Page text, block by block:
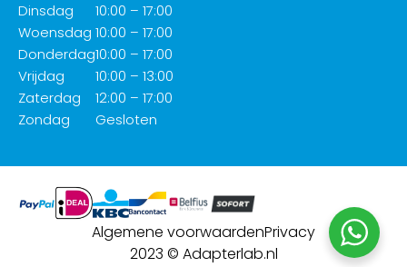
Dinsdag
Woensdag
Donderdag
Vrijdag
Zaterdag
Zondag
10:00 – 17:00
10:00 – 17:00
10:00 – 17:00
10:00 – 13:00
12:00 – 17:00
Gesloten
Algemene voorwaardenPrivacy
2023 © Adapterlab.nl